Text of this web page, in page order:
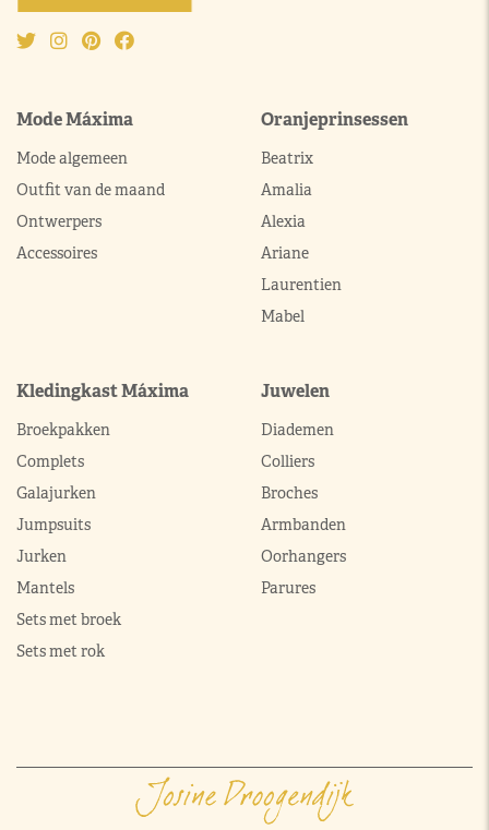
Mode Máxima
Mode algemeen
Outfit van de maand
Ontwerpers
Accessoires
Oranjeprinsessen
Beatrix
Amalia
Alexia
Ariane
Laurentien
Mabel
Kledingkast Máxima
Broekpakken
Complets
Galajurken
Jumpsuits
Jurken
Mantels
Sets met broek
Sets met rok
Juwelen
Diademen
Colliers
Broches
Armbanden
Oorhangers
Parures